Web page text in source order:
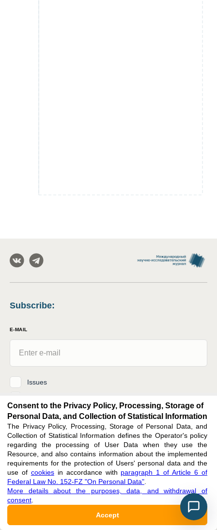
Subscribe:
E-MAIL
Issues
By clicking the button, I agree with
personal data, and collection of statistical information in accordance with
paragraph 1 of Article 6 of Federal Law No. 152-FZ "On Personal Data"
editors@research-journal.org
620066, Sverdlovsk region, Yekaterinburg, st. Akademicheskaya, 11A,
Consent to the Privacy Policy, Processing, Storage of
Personal Data, and Collection of Statistical Information
The Privacy Policy, Processing, Storage of Personal Data, and
Collection of Statistical Information defines the Operator's policy
regarding the processing of User Data when they use the
Resource, and also contains information about the implemented
requirements for the protection of Users' personal data and the
use of cookiesin accordance with paragraph 1 of Article 6 of
Federal Law No. 152-FZ "On Personal Data"
More details about the purposes, data, and withdrawal of
consent
Accept